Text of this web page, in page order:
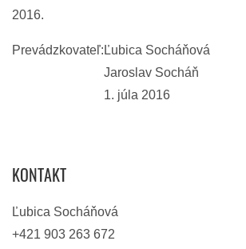
2016.
Prevádzkovateľ: Ľubica Socháňová
Jaroslav Socháň
1. júla 2016
KONTAKT
Ľubica Socháňová
+421 903 263 672